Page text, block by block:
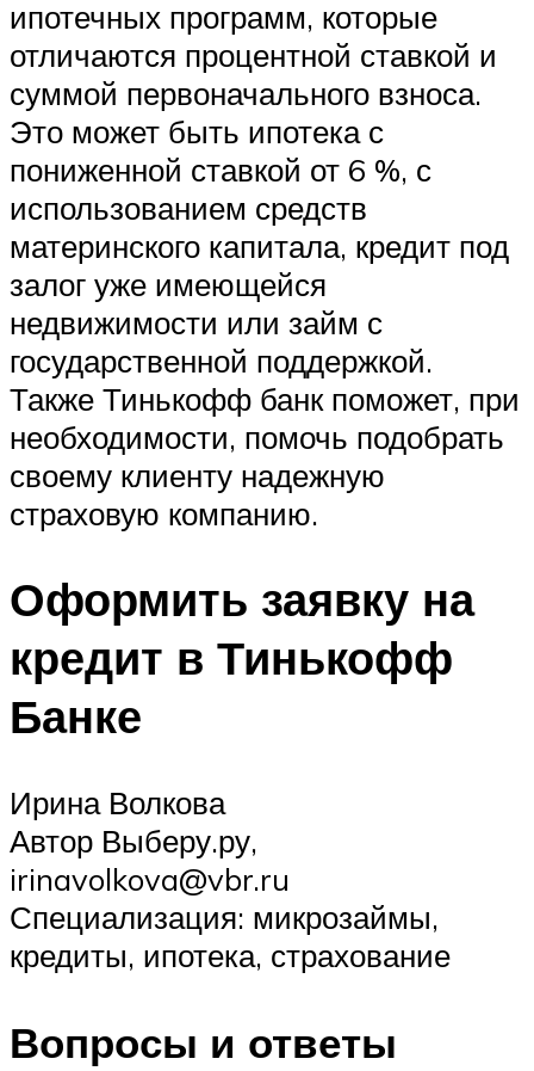
ипотечных программ, которые
отличаются процентной ставкой и
суммой первоначального взноса.
Это может быть ипотека с
пониженной ставкой от 6 %, с
использованием средств
материнского капитала, кредит под
залог уже имеющейся
недвижимости или займ с
государственной поддержкой.
Также Тинькофф банк поможет, при
необходимости, помочь подобрать
своему клиенту надежную
страховую компанию.
Оформить заявку на
кредит в Тинькофф
Банке
Ирина Волкова
Автор Выберу.ру,
irinavolkova@vbr.ru
Специализация: микрозаймы,
кредиты, ипотека, страхование
Вопросы и ответы